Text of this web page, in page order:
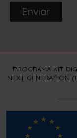
Enviar
PROGRAMA KIT
NEXT GENERATION